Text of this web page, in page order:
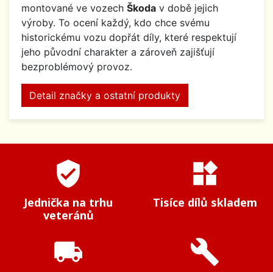
montované ve vozech Škoda v době jejich
výroby. To ocení každý, kdo chce svému
historickému vozu dopřát díly, které respektují
jeho původní charakter a zároveň zajišťují
bezproblémový provoz.
Detail značky a ostatní produkty
verified_user
Jednička na trhu
veteránů
widgets
Tisíce dílů skladem
local_shipping build